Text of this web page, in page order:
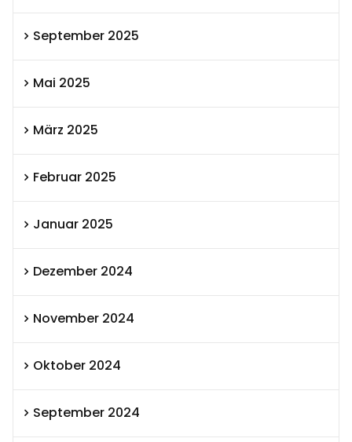
September 2025
Mai 2025
März 2025
Februar 2025
Januar 2025
Dezember 2024
November 2024
Oktober 2024
September 2024